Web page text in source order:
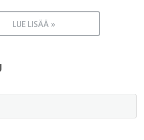
LUE LISÄÄ »